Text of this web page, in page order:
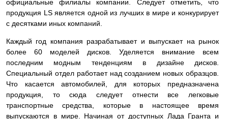
официальные филиалы компании. Следует отметить, что
продукция LS является одной из лучших в мире и конкурирует
с десятками иных компаний.
Каждый год компания разрабатывает и выпускает на рынок
более 60 моделей дисков. Уделяется внимание всем
последним модным тенденциям в дизайне дисков.
Специальный отдел работает над созданием новых образцов.
Что касается автомобилей, для которых предназначена
продукция, то сюда следует отнести все легковые
транспортные средства, которые в настоящее время
выпускаются в мире. Начиная от доступных Лада Гранта и